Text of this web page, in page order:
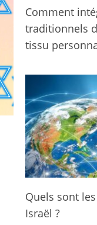
Comment
traditionnels
tissu
Quels sont
Israël ?